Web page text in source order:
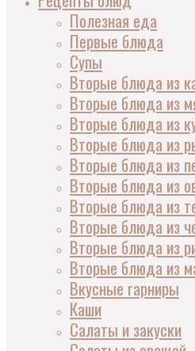
Полезная еда
Первые блюда
Супы
Вторые блюда из
Вторые блюда из
Вторые блюда из
Вторые блюда из
Вторые блюда из
Вторые блюда из
Вторые блюда из
Вторые блюда из
Вторые блюда из
Вторые блюда из
Вкусные гарниры
Каши
Салаты и закуски